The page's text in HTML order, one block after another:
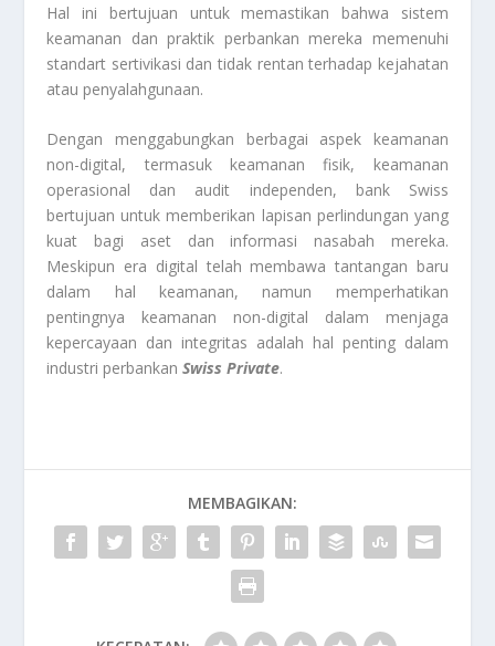
Hal ini bertujuan untuk memastikan bahwa sistem
keamanan dan praktik perbankan mereka memenuhi
standart sertivikasi dan tidak rentan terhadap kejahatan
atau penyalahgunaan.
Dengan menggabungkan berbagai aspek keamanan
non-digital, termasuk keamanan fisik, keamanan
operasional dan audit independen, bank Swiss
bertujuan untuk memberikan lapisan perlindungan yang
kuat bagi aset dan informasi nasabah mereka.
Meskipun era digital telah membawa tantangan baru
dalam hal keamanan, namun memperhatikan
pentingnya keamanan non-digital dalam menjaga
kepercayaan dan integritas adalah hal penting dalam
industri perbankanSwiss Private.
MEMBAGIKAN: